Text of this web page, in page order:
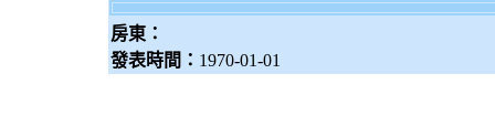
房東：
發表時間： 1970-01-01